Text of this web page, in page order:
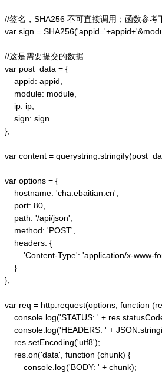
//签名，SHA256 不可直接调用；函数参
var sign =
//这是需要提交的数据
var post_data = {
    appid: appid,
    module: module,
    ip: ip,
    sign: sign
};
var content =
var options = {
    hostname: 'cha.ebaitian.cn',
    port: 80,
    path: '/api/json',
    method: 'POST',
    headers: {
'Content-Type': 'application/x-
    }
};
var req = http.request(options, function
console.log('STATUS: ' +
console.log('HEADERS: ' +
    res.setEncoding('utf8');
    res.on('data', function (chunk) {
        console.log('BODY: ' + chunk);